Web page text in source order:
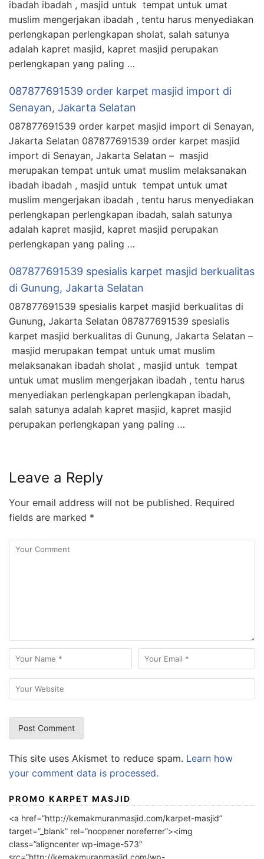
ibadah ibadah , masjid untuk tempat untuk umat
muslim mengerjakan ibadah , tentu harus menyediakan
perlengkapan perlengkapan sholat, salah satunya
adalah kapret masjid, kapret masjid perupakan
perlengkapan yang paling …
087877691539 order karpet masjid import di
Senayan, Jakarta Selatan
087877691539 order karpet masjid import di Senayan,
Jakarta Selatan 087877691539 order karpet masjid
import di Senayan, Jakarta Selatan – masjid
merupakan tempat untuk umat muslim melaksanakan
ibadah ibadah , masjid untuk tempat untuk umat
muslim mengerjakan ibadah , tentu harus menyediakan
perlengkapan perlengkapan ibadah, salah satunya
adalah kapret masjid, kapret masjid perupakan
perlengkapan yang paling …
087877691539 spesialis karpet masjid berkualitas
di Gunung, Jakarta Selatan
087877691539 spesialis karpet masjid berkualitas di
Gunung, Jakarta Selatan 087877691539 spesialis
karpet masjid berkualitas di Gunung, Jakarta Selatan –
masjid merupakan tempat untuk umat muslim
melaksanakan ibadah sholat , masjid untuk tempat
untuk umat muslim mengerjakan ibadah , tentu harus
menyediakan perlengkapan perlengkapan ibadah,
salah satunya adalah kapret masjid, kapret masjid
perupakan perlengkapan yang paling …
Leave a Reply
Your email address will not be published. Required
fields are marked *
This site uses Akismet to reduce spam. Learn how
your comment data is processed.
PROMO KARPET MASJID
<a href=”http://kemakmuranmasjid.com/karpet-masjid”
target=”_blank” rel=”noopener noreferrer”><img
class=”aligncenter wp-image-573″
src=”http://kemakmuranmasjid.com/wp-